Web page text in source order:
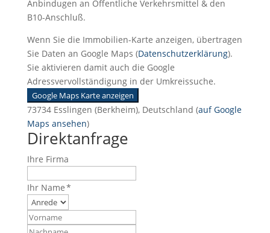
Anbindugen an Öffentliche Verkehrsmittel & den
B10-Anschluß.
Wenn Sie die Immobilien-Karte anzeigen, übertragen
Sie Daten an Google Maps (Datenschutzerklärung).
Sie aktivieren damit auch die Google
Adressvervollständigung in der Umkreissuche.
Google Maps Karte anzeigen
73734 Esslingen (Berkheim), Deutschland (auf Google
Maps ansehen)
Direktanfrage
Ihre Firma
Ihr Name *